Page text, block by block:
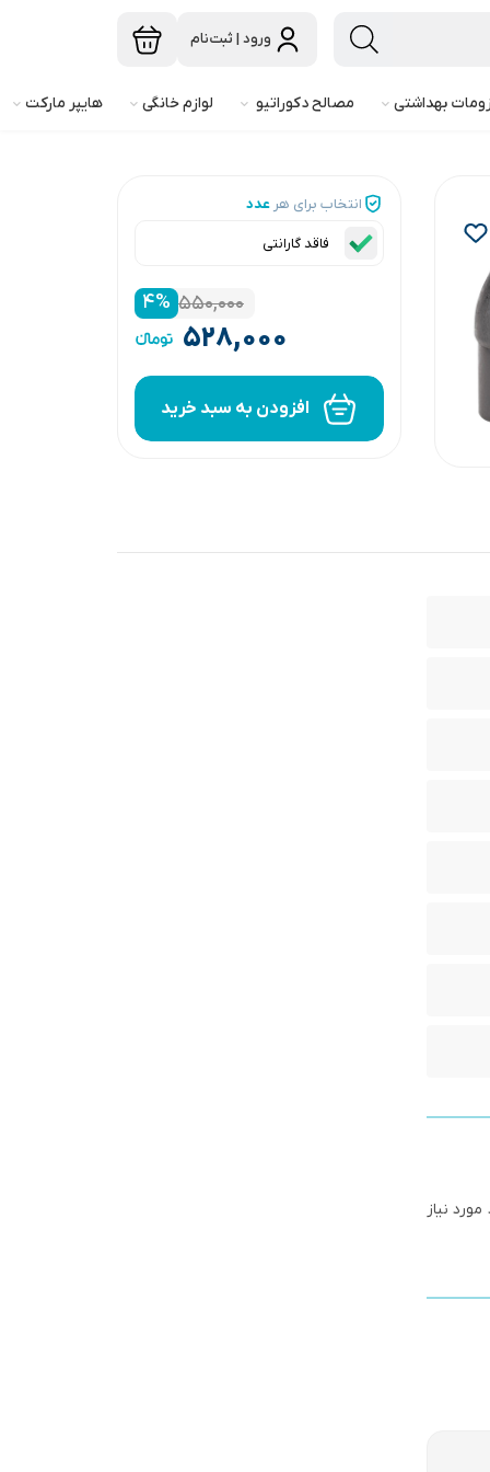
ورود | ثبت‌نام
بهداشتی مصالح دکوراتیو لوازم خانگی هایپر مارکت
انتخاب برای هر عدد
فاقد گارانتی
۴% ۵۵۰,۰۰۰
۵۲۸,۰۰۰
افزودن به سبد خرید
درجه آن در بعضی موارد مورد نیاز